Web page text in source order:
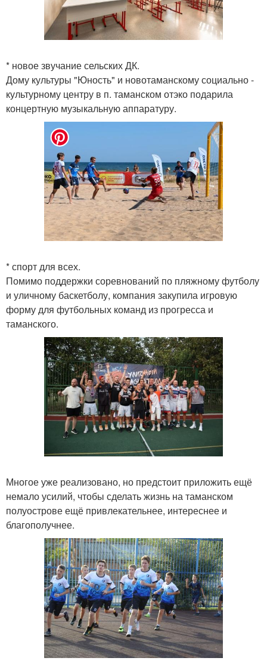
* новое звучание сельских ДК.
Дому культуры "Юность" и новотаманскому социально -
культурному центру в п. таманском отэко подарила
концертную музыкальную аппаратуру.
* спорт для всех.
Помимо поддержки соревнований по пляжному футболу
и уличному баскетболу, компания закупила игровую
форму для футбольных команд из прогресса и
таманского.
Многое уже реализовано, но предстоит приложить ещё
немало усилий, чтобы сделать жизнь на таманском
полуострове ещё привлекательнее, интереснее и
благополучнее.